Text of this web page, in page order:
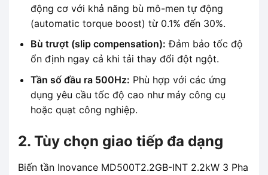
động cơ với khả năng bù mô-men tự động
(automatic torque boost) từ 0.1% đến 30%.
Bù trượt (slip compensation): Đảm bảo tốc độ
ổn định ngay cả khi tải thay đổi đột ngột.
Tần số đầu ra 500Hz: Phù hợp với các ứng
dụng yêu cầu tốc độ cao như máy công cụ
hoặc quạt công nghiệp.
2. Tùy chọn giao tiếp đa dạng
Biến tần Inovance MD500T2.2GB-INT 2.2kW 3 Pha